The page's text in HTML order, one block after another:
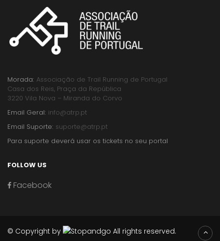
Morada: Associação de Trail Running de Portugal
Casa dos Reis, Praça da República
3220 Vila Nova – Miranda do Corvo
Email Geral: info@atrp.pt
Email Suporte: suporte@atrp.pt
Para suporte deverá usar os tickets no seu portal
FOLLOW US
Facebook
© Copyright by All rights reserved.